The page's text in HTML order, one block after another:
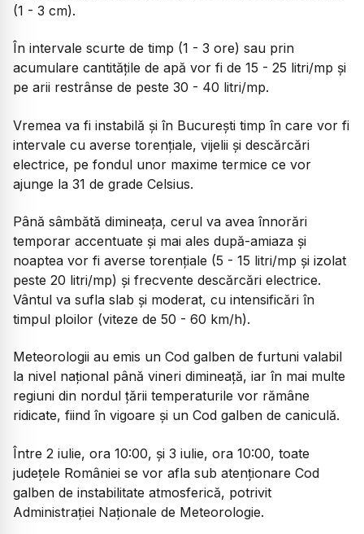
(1 - 3 cm).
În intervale scurte de timp (1 - 3 ore) sau prin
acumulare cantitățile de apă vor fi de 15 - 25 litri/mp și
pe arii restrânse de peste 30 - 40 litri/mp.
Vremea va fi instabilă și în București timp în care vor fi
intervale cu averse torențiale, vijelii și descărcări
electrice, pe fondul unor maxime termice ce vor
ajunge la 31 de grade Celsius.
Până sâmbătă dimineața, cerul va avea înnorări
temporar accentuate și mai ales după-amiaza și
noaptea vor fi averse torențiale (5 - 15 litri/mp și izolat
peste 20 litri/mp) și frecvente descărcări electrice.
Vântul va sufla slab și moderat, cu intensificări în
timpul ploilor (viteze de 50 - 60 km/h).
Meteorologii au emis un Cod galben de furtuni valabil
la nivel național până vineri dimineață, iar în mai multe
regiuni din nordul țării temperaturile vor rămâne
ridicate, fiind în vigoare și un Cod galben de caniculă.
Între 2 iulie, ora 10:00, și 3 iulie, ora 10:00, toate
județele României se vor afla sub atenționare Cod
galben de instabilitate atmosferică, potrivit
Administrației Naționale de Meteorologie.